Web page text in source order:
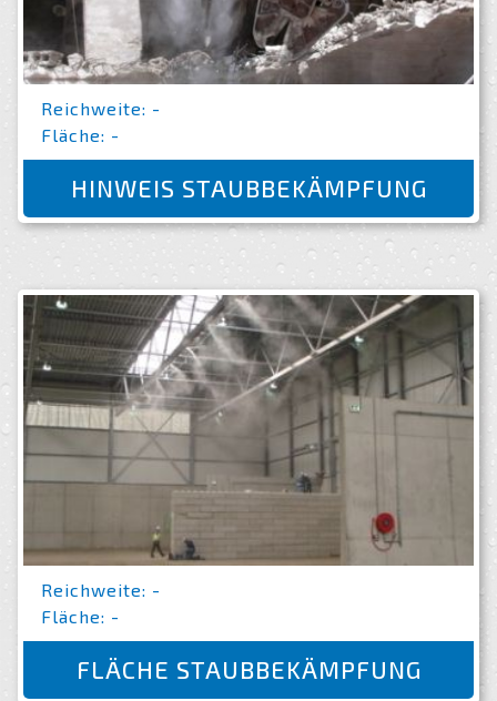
Reichweite: -
Fläche: -
HINWEIS STAUBBEKÄMPFUNG
Reichweite: -
Fläche: -
FLÄCHE STAUBBEKÄMPFUNG